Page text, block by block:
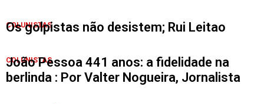
COLUNISTAS
Os golpistas não desistem; Rui Leitao
COLUNISTAS
João Pessoa 441 anos: a fidelidade na
berlinda : Por Valter Nogueira, Jornalista